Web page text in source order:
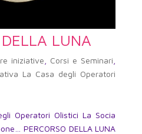
DELLA LUNA
iniziative Corsi e Seminari
La Casa degli Operatori
Operatori Olistici La Socia
PERCORSO DELLA LUNA